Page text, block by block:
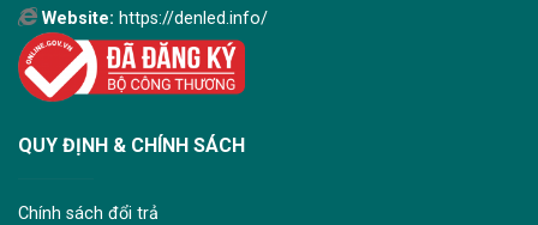
Website: https://denled.info/
QUY ĐỊNH & CHÍNH SÁCH
Chính sách đổi trả